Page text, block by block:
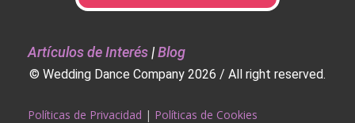
Artículos de Interés |Blog
© Wedding Dance Company 2026 / All right reserved.
Políticas de Privacidad | Políticas de Cookies